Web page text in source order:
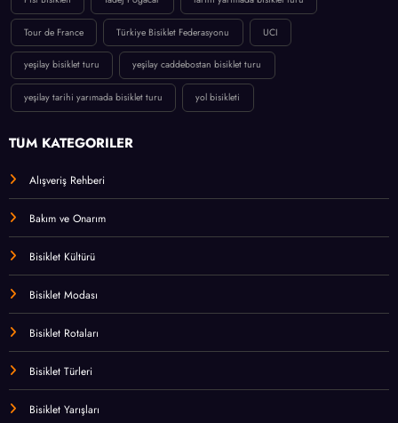
Tour de France Türkiye Bisiklet Federasyonu UCI
yeşilay bisiklet turu yeşilay caddebostan bisiklet turu
yeşilay tarihi yarımada bisiklet turu yol bisikleti
TÜM KATEGORİLER
Alışveriş Rehberi
Bakım ve Onarım
Bisiklet Kültürü
Bisiklet Modası
Bisiklet Rotaları
Bisiklet Türleri
Bisiklet Yarışları